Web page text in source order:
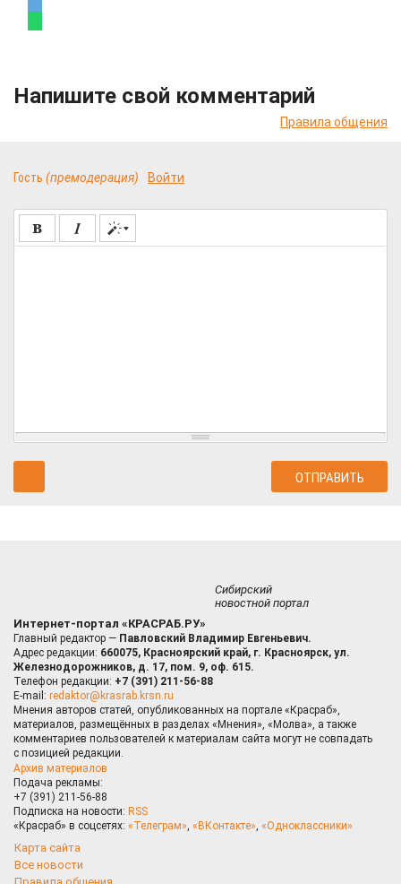
Напишите свой комментарий
Правила общения
Гость (премодерация) Войти
Сибирский
новостной портал
Интернет-портал «КРАСРАБ.РУ»
Главный редактор — Павловский Владимир Евгеньевич.
Адрес редакции: 660075, Красноярский край, г. Красноярск, ул.
Железнодорожников, д. 17, пом. 9, оф. 615.
Телефон редакции: +7 (391) 211-56-88
E-mail: redaktor@krasrab.krsn.ru
Мнения авторов статей, опубликованных на портале «Красраб»,
материалов, размещённых в разделах «Мнения», «Молва», а также
комментариев пользователей к материалам сайта могут не совпадать
с позицией редакции.
Архив материалов
Подача рекламы:
+7 (391) 211-56-88
Подписка на новости: RSS
«Красраб» в соцсетях: «Телеграм», «ВКонтакте», «Одноклассники»
Карта сайта
Все новости